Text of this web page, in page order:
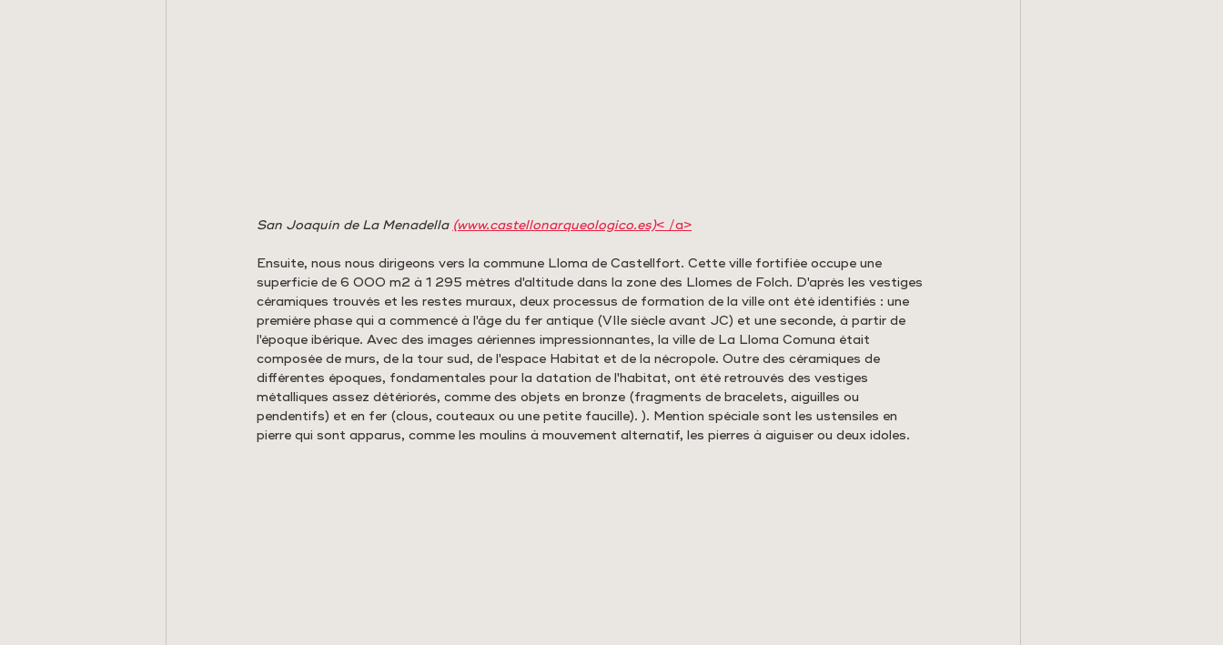
San Joaquín de La Menadella (www.castellonarqueologico.es)< /a>
Ensuite, nous nous dirigeons vers la commune Lloma de Castellfort. Cette ville fortifiée occupe une
superficie de 6 000 m2 à 1 295 mètres d'altitude dans la zone des Llomes de Folch. D'après les vestiges
céramiques trouvés et les restes muraux, deux processus de formation de la ville ont été identifiés : une
première phase qui a commencé à l'âge du fer antique (VIIe siècle avant JC) et une seconde, à partir de
l'époque ibérique. Avec des images aériennes impressionnantes, la ville de La Lloma Comuna était
composée de murs, de la tour sud, de l'espace Habitat et de la nécropole. Outre des céramiques de
différentes époques, fondamentales pour la datation de l'habitat, ont été retrouvés des vestiges
métalliques assez détériorés, comme des objets en bronze (fragments de bracelets, aiguilles ou
pendentifs) et en fer (clous, couteaux ou une petite faucille). ). Mention spéciale sont les ustensiles en
pierre qui sont apparus, comme les moulins à mouvement alternatif, les pierres à aiguiser ou deux idoles.